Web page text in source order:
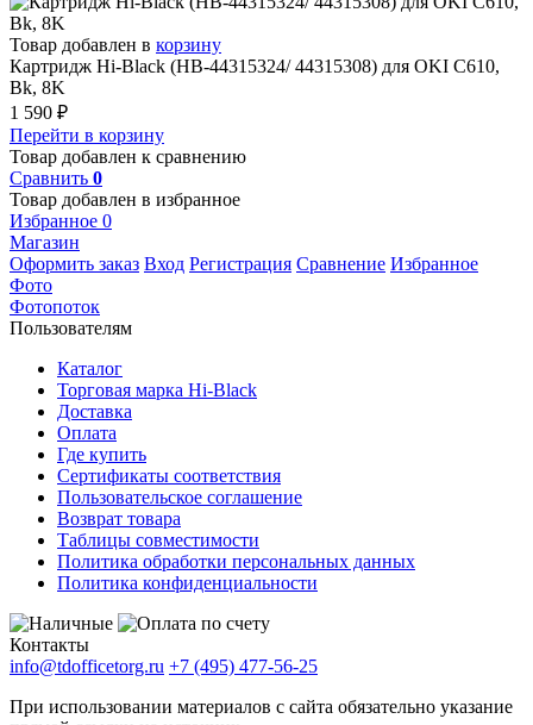
Товар добавлен в корзину
Картридж Hi-Black (HB-44315324/ 44315308) для OKI C610,
Bk, 8K
1 590 ₽
Перейти в корзину
Товар добавлен к сравнению
Сравнить 0
Товар добавлен в избранное
Избранное 0
Магазин
Оформить заказ Вход Регистрация Сравнение Избранное
Фото
Фотопоток
Пользователям
Каталог
Торговая марка Hi-Black
Доставка
Оплата
Где купить
Сертификаты соответствия
Пользовательское соглашение
Возврат товара
Таблицы совместимости
Политика обработки персональных данных
Политика конфиденциальности
Контакты
info@tdofficetorg.ru +7 (495) 477-56-25
При использовании материалов с сайта обязательно указание